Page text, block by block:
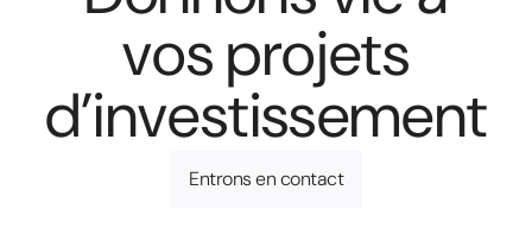
vosprojets
d’investissement
Entrons en contact